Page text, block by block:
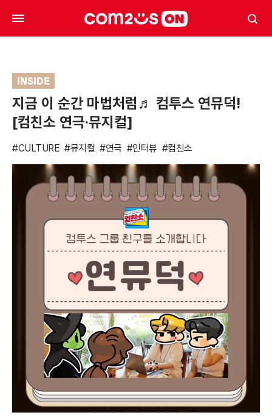
INSIDE
지금 이 순간 마법처럼♬ 컴투스 연뮤덕!
[컴친소 연극·뮤지컬]
#CULTURE #뮤지컬 #연극 #인터뷰 #컴친소